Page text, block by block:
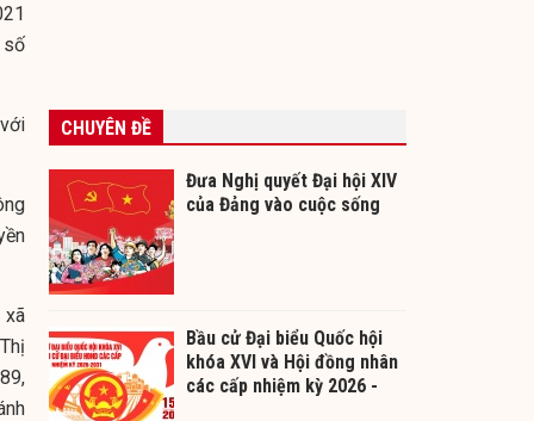
số
xã
CHUYÊN ĐỀ
Đưa Nghị quyết Đại hội XIV
của Đảng vào cuộc sống
Bầu cử Đại biểu Quốc hội
khóa XVI và Hội đồng nhân
các cấp nhiệm kỳ 2026 -